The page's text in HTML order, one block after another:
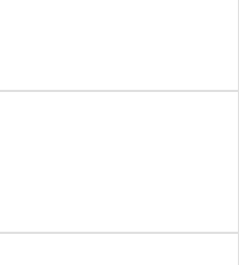
- nhận nhiều ưu